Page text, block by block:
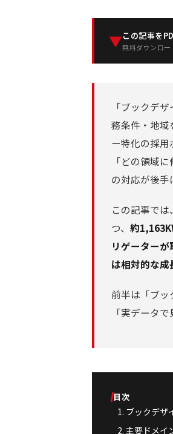
▼この記事を
無料ダウンロー
「ブックデ
務条件・地
ー特化の採用
「どの領域
の対応が後手
この記事で
つ、 約
リゲーター
は相対的な成
前半は「ブッ
「実データ
目次
ブックデザ
主要ドメイ